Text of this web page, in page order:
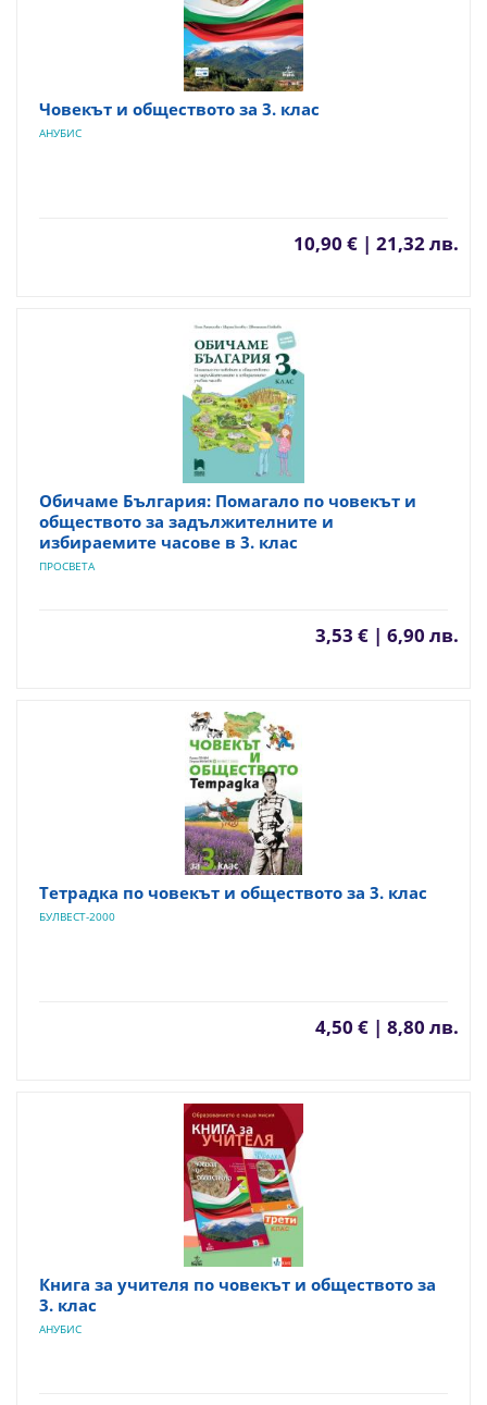
Човекът и обществото за 3. клас
АНУБИС
10,90 € | 21,32 лв.
Обичаме България: Помагало по човекът и
обществото за задължителните и
избираемите часове в 3. клас
ПРОСВЕТА
3,53 € | 6,90 лв.
Тетрадка по човекът и обществото за 3. клас
БУЛВЕСТ-2000
4,50 € | 8,80 лв.
Книга за учителя по човекът и обществото за
3. клас
АНУБИС